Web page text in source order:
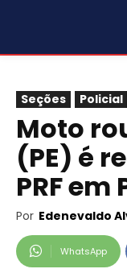
Seções Policial
Moto
(PE) é
PRF
Por Edenevaldo
WhatsApp